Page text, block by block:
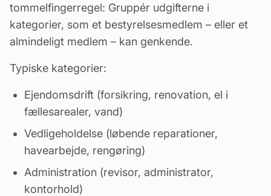
tommelfingerregel: Gruppér udgifterne i
kategorier, som et bestyrelsesmedlem – eller et
almindeligt medlem – kan genkende.
Typiske kategorier:
Ejendomsdrift (forsikring, renovation, el i
fællesarealer, vand)
Vedligeholdelse (løbende reparationer,
havearbejde, rengøring)
Administration (revisor, administrator,
kontorhold)